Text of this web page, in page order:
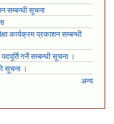
सम्बन्धी सूचना
कार्यक्रम प्रकाशन सम्बन्धी
गर्ने सम्बन्धी सूचना ।
सूचना ।
अन्य